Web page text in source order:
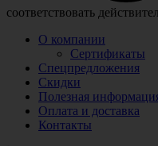
соответствовать
О компании
Сертификаты
Спецпредложения
Скидки
Полезная
Оплата и доставка
Контакты